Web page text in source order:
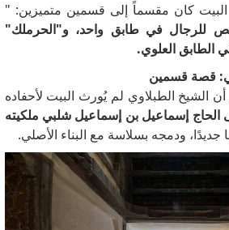
البيت كان مقسماً إلى قسمين متميزين: "
للرجال في طابق واحد، و"الحرملك"
الطابق العلوي.
قصة قسمين
الشيخ الطبلاوي لم يُورث البيت لأحفاده
الحاج إسماعيل بن إسماعيل شلبي ملكيته
ودمجه بسلاسة مع البناء الأصلي.